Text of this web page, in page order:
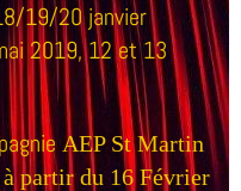
19/20 janvier
2019, 12 et 13
AEP St Martin
partir du 16 Février